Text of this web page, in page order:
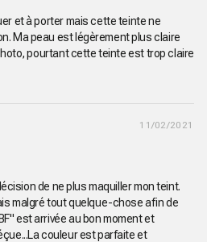
et à porter mais cette teinte ne
Ma peau est légèrement plus claire
pourtant cette teinte est trop claire
11/02/2021
de ne plus maquiller mon teint.
malgré tout quelque-chose afin de
est arrivée au bon moment et
couleur est parfaite et